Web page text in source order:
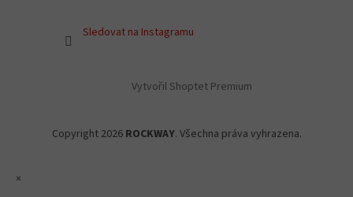
Sledovat na Instagramu
Vytvořil Shoptet Premium
Copyright 2026 ROCKWAY. Všechna práva vyhrazena.
×